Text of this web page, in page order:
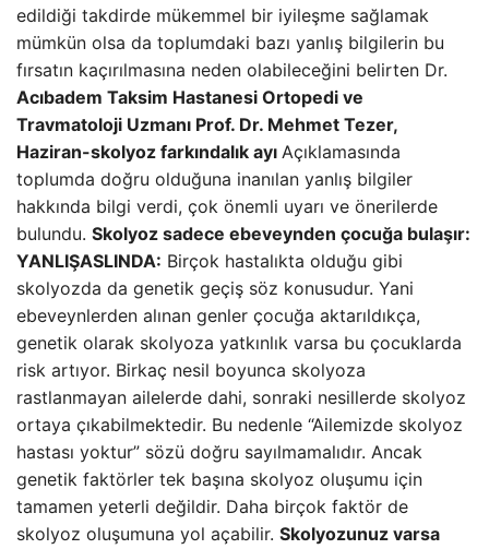
edildiği takdirde mükemmel bir iyileşme sağlamak
mümkün olsa da toplumdaki bazı yanlış bilgilerin bu
fırsatın kaçırılmasına neden olabileceğini belirten Dr.
Acıbadem Taksim Hastanesi Ortopedi ve
Travmatoloji Uzmanı Prof. Dr. Mehmet Tezer,
Haziran-skolyoz farkındalık ayı Açıklamasında
toplumda doğru olduğuna inanılan yanlış bilgiler
hakkında bilgi verdi, çok önemli uyarı ve önerilerde
bulundu. Skolyoz sadece ebeveynden çocuğa bulaşır:
YANLIŞASLINDA: Birçok hastalıkta olduğu gibi
skolyozda da genetik geçiş söz konusudur. Yani
ebeveynlerden alınan genler çocuğa aktarıldıkça,
genetik olarak skolyoza yatkınlık varsa bu çocuklarda
risk artıyor. Birkaç nesil boyunca skolyoza
rastlanmayan ailelerde dahi, sonraki nesillerde skolyoz
ortaya çıkabilmektedir. Bu nedenle “Ailemizde skolyoz
hastası yoktur” sözü doğru sayılmamalıdır. Ancak
genetik faktörler tek başına skolyoz oluşumu için
tamamen yeterli değildir. Daha birçok faktör de
skolyoz oluşumuna yol açabilir. Skolyozunuz varsa